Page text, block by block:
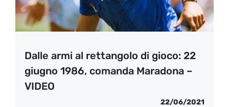
Dalle armi al rettangolo di gioco: 22
giugno 1986, comanda Maradona –
VIDEO
22/06/2021